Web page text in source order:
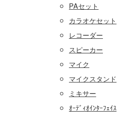
PAセット
カラオケセット
レコーダー
スピーカー
マイク
マイクスタンド
ミキサー
ｵｰﾃﾞｨｵｲﾝﾀｰﾌｪｲｽ